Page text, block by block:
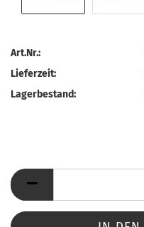
Art.Nr.:
Lieferzeit:
Lagerbestand: